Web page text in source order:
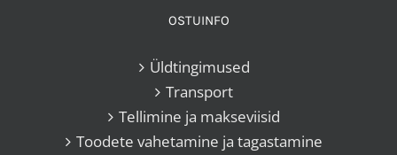
OSTUINFO
Üldtingimused
Transport
Tellimine ja makseviisid
Toodete vahetamine ja tagastamine